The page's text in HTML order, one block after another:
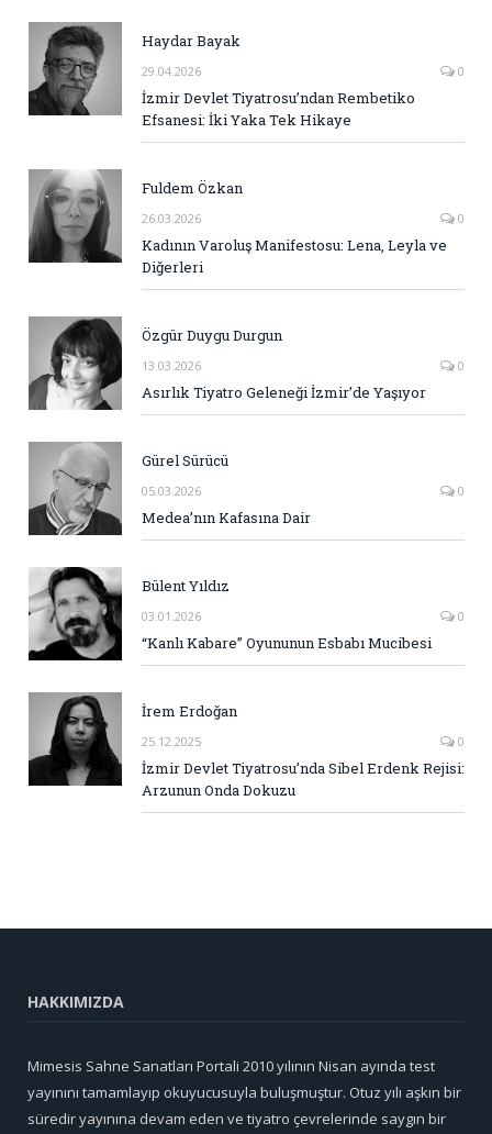
Haydar Bayak
29.04.2026 0
İzmir Devlet Tiyatrosu’ndan Rembetiko
Efsanesi: İki Yaka Tek Hikaye
Fuldem Özkan
26.03.2026 0
Kadının Varoluş Manifestosu: Lena, Leyla ve
Diğerleri
Özgür Duygu Durgun
13.03.2026 0
Asırlık Tiyatro Geleneği İzmir’de Yaşıyor
Gürel Sürücü
05.03.2026 0
Medea’nın Kafasına Dair
Bülent Yıldız
03.01.2026 0
“Kanlı Kabare” Oyununun Esbabı Mucibesi
İrem Erdoğan
25.12.2025 0
İzmir Devlet Tiyatrosu’nda Sibel Erdenk Rejisi:
Arzunun Onda Dokuzu
HAKKIMIZDA
Mimesis Sahne Sanatları Portali 2010 yılının Nisan ayında test
yayınını tamamlayıp okuyucusuyla buluşmuştur. Otuz yılı aşkın bir
süredir yayınına devam eden ve tiyatro çevrelerinde saygın bir